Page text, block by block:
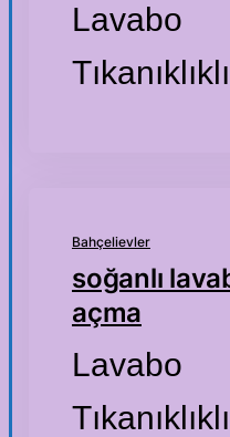
Lavabo
Bahçelievler
soğanlı
açma
Lavabo